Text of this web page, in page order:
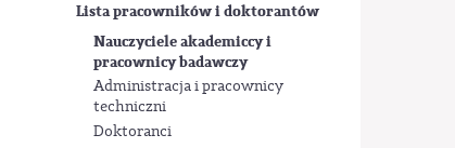
Lista pracowników i doktorantów
Nauczyciele akademiccy i
pracownicy badawczy
Administracja i pracownicy
techniczni
Doktoranci